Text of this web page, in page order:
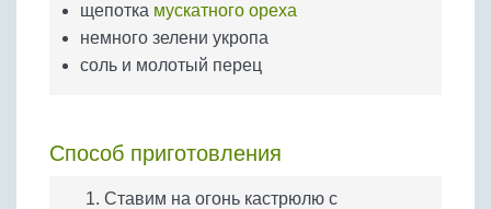
щепотка мускатного ореха
немного зелени укропа
соль и молотый перец
Способ приготовления
Ставим на огонь кастрюлю с